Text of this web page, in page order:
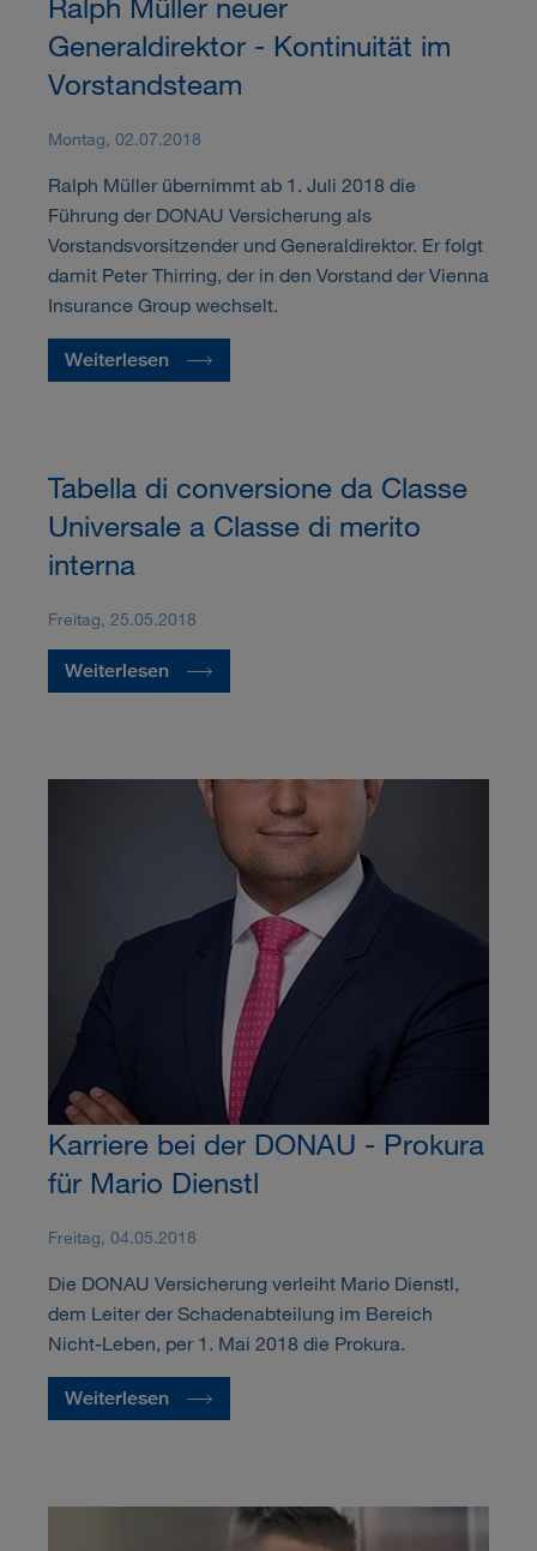
Generaldirektor - Kontinuität im
Vorstandsteam
Montag, 02.07.2018
Ralph Müller übernimmt ab 1. Juli 2018 die
Führung der DONAU Versicherung als
Vorstandsvorsitzender und Generaldirektor. Er folgt
damit Peter Thirring, der in den Vorstand der Vienna
Insurance Group wechselt.
Weiterlesen
Tabella di conversione da Classe
Universale a Classe di merito
interna
Freitag, 25.05.2018
Weiterlesen
Karriere bei der DONAU - Prokura
für Mario Dienstl
Freitag, 04.05.2018
Die DONAU Versicherung verleiht Mario Dienstl,
dem Leiter der Schadenabteilung im Bereich
Nicht-Leben, per 1. Mai 2018 die Prokura.
Weiterlesen